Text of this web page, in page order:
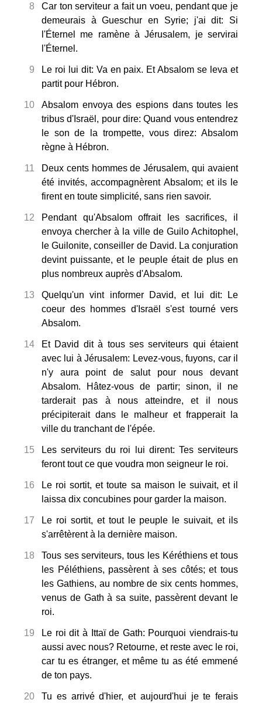
8
Car ton serviteur a fait un voeu, pendant que je
demeurais à Gueschur en Syrie; j'ai dit: Si
l'Éternel me ramène à Jérusalem, je servirai
l'Éternel.
9
Le roi lui dit: Va en paix. Et Absalom se leva et
partit pour Hébron.
10
Absalom envoya des espions dans toutes les
tribus d'Israël, pour dire: Quand vous entendrez
le son de la trompette, vous direz: Absalom
règne à Hébron.
11
Deux cents hommes de Jérusalem, qui avaient
été invités, accompagnèrent Absalom; et ils le
firent en toute simplicité, sans rien savoir.
12
Pendant qu'Absalom offrait les sacrifices, il
envoya chercher à la ville de Guilo Achitophel,
le Guilonite, conseiller de David. La conjuration
devint puissante, et le peuple était de plus en
plus nombreux auprès d'Absalom.
13
Quelqu'un vint informer David, et lui dit: Le
coeur des hommes d'Israël s'est tourné vers
Absalom.
14
Et David dit à tous ses serviteurs qui étaient
avec lui à Jérusalem: Levez-vous, fuyons, car il
n'y aura point de salut pour nous devant
Absalom. Hâtez-vous de partir; sinon, il ne
tarderait pas à nous atteindre, et il nous
précipiterait dans le malheur et frapperait la
ville du tranchant de l'épée.
15
Les serviteurs du roi lui dirent: Tes serviteurs
feront tout ce que voudra mon seigneur le roi.
16
Le roi sortit, et toute sa maison le suivait, et il
laissa dix concubines pour garder la maison.
17
Le roi sortit, et tout le peuple le suivait, et ils
s'arrêtèrent à la dernière maison.
18
Tous ses serviteurs, tous les Kéréthiens et tous
les Péléthiens, passèrent à ses côtés; et tous
les Gathiens, au nombre de six cents hommes,
venus de Gath à sa suite, passèrent devant le
roi.
19
Le roi dit à Ittaï de Gath: Pourquoi viendrais-tu
aussi avec nous? Retourne, et reste avec le roi,
car tu es étranger, et même tu as été emmené
de ton pays.
20 Tu es arrivé d'hier, et aujourd'hui je te ferais